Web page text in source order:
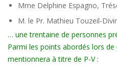
Mme Delphine Espagno,
M. le Pr. Mathieu Touzeil-
… une trentaine de personnes
Parmi les points abordés lors
mentionnera à titre de P-V :